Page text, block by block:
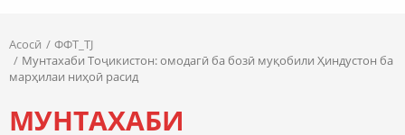
Асосӣ
ФФТ_TJ
Мунтахаби Тоҷикистон: омодагӣ ба бозӣ муқобили Ҳиндустон ба
марҳилаи ниҳоӣ расид
МУНТАХАБИ